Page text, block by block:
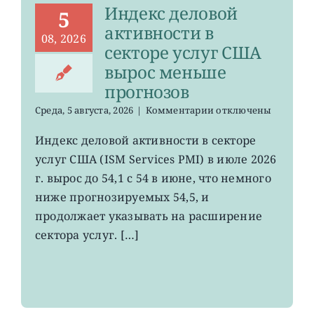
5
08, 2026
Индекс деловой
активности в
секторе услуг США
вырос меньше
прогнозов
Среда, 5 августа, 2026 | Комментариик
Индекс
деловой
активности
в
США
отключены
Индекс деловой активности в секторе
услуг США (ISM Services PMI) в июле 2026
г. вырос до 54,1 с 54 в июне, что немного
ниже прогнозируемых 54,5, и
продолжает указывать на расширение
сектора услуг. […]